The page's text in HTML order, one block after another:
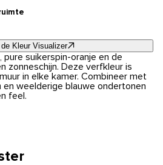
Kleur Visualizer
pure suikerspin-oranje en de
zonneschijn. Deze verfkleur is
in elke kamer. Combineer met
weelderige blauwe ondertonen
feel.